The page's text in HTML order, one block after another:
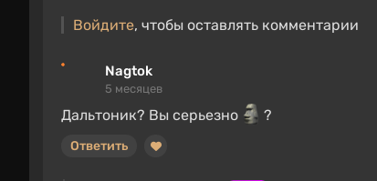
Войдите, чтобы оставлять комментарии
Nagtok
5 месяцев
Дальтоник? Вы серьезно ?
Ответить